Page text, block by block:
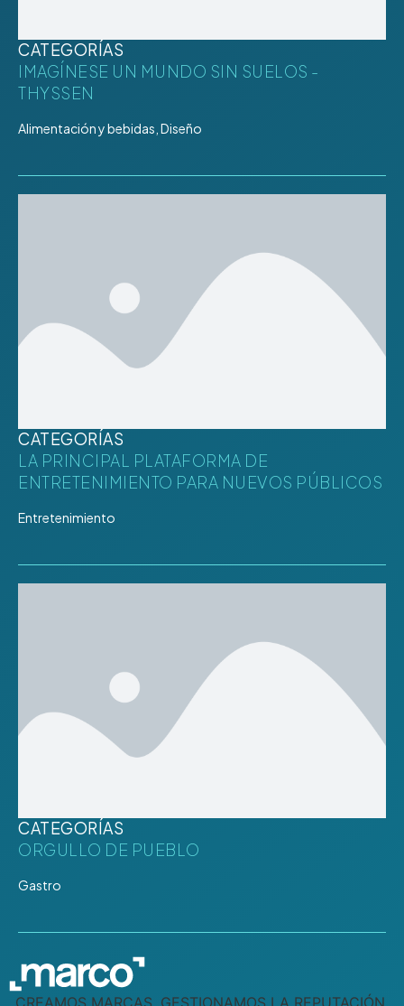
CATEGORÍAS
IMAGÍNESE UN MUNDO SIN SUELOS -
THYSSEN
Alimentación y bebidas, Diseño
CATEGORÍAS
LA PRINCIPAL PLATAFORMA DE
ENTRETENIMIENTO PARA NUEVOS PÚBLICOS
Entretenimiento
CATEGORÍAS
ORGULLO DE PUEBLO
Gastro
CREAMOS MARCAS, GESTIONAMOS LA REPUTACIÓN,